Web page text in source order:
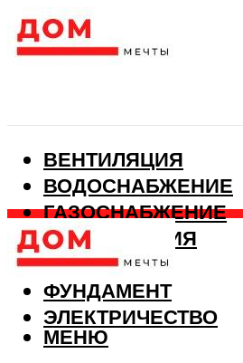
ВЕНТИЛЯЦИЯ
ВОДОСНАБЖЕНИЕ
ГАЗОСНАБЖЕНИЕ
КАНАЛИЗАЦИЯ
ОТОПЛЕНИЕ
ФУНДАМЕНТ
ЭЛЕКТРИЧЕСТВО
МЕНЮ